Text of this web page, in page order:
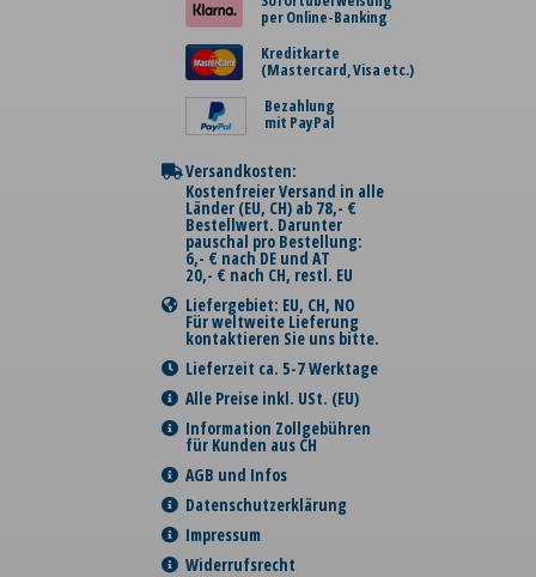
per Online-Banking
Kreditkarte
(Mastercard, Visa etc.)
Bezahlung
mit PayPal
Versandkosten:
Kostenfreier Versand in alle
Länder (EU, CH) ab 78,- €
Bestellwert. Darunter
pauschal pro Bestellung:
6,- € nach DE und AT
20,- € nach CH, restl. EU
Liefergebiet: EU, CH, NO
Für weltweite Lieferung
kontaktieren Sie uns bitte.
Lieferzeit ca. 5-7 Werktage
Alle Preise inkl. USt. (EU)
Information Zollgebühren
für Kunden aus CH
AGB und Infos
Datenschutzerklärung
Impressum
Widerrufsrecht